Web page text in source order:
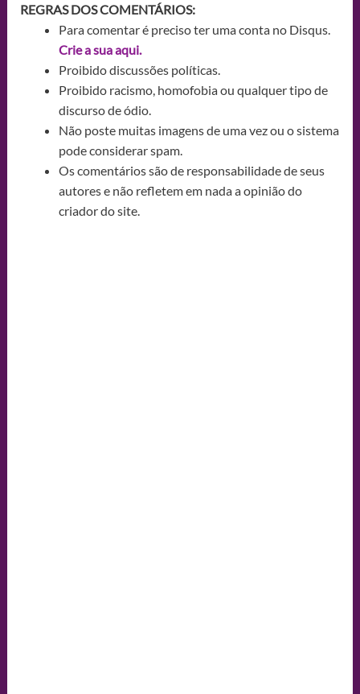
REGRAS DOS COMENTÁRIOS:
Para comentar é preciso ter uma conta no Disqus.
Crie a sua aqui.
Proibido discussões políticas.
Proibido racismo, homofobia ou qualquer tipo de
discurso de ódio.
Não poste muitas imagens de uma vez ou o sistema
pode considerar spam.
Os comentários são de responsabilidade de seus
autores e não refletem em nada a opinião do
criador do site.